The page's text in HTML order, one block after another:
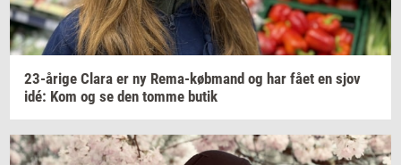
23-​årige Clara er ny Rema-​købmand og har fået en sjov
idé: Kom og se den tomme butik